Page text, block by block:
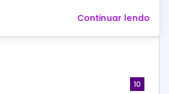
Continuar lendo
10